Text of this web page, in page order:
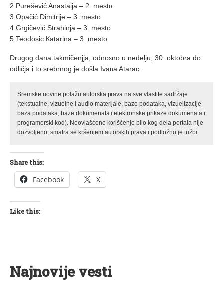
2.Purešević Anastaija – 2. mesto
3.Opačić Dimitrije – 3. mesto
4.Grgičević Strahinja – 3. mesto
5.Teodosic Кatarina – 3. mesto
Drugog dana takmičenjja, odnosno u nedelju, 30. oktobra do
odličja i to srebrnog je došla Ivana Atarac.
Sremske novine polažu autorska prava na sve vlastite sadržaje
(tekstualne, vizuelne i audio materijale, baze podataka, vizuelizacije
baza podataka, baze dokumenata i elektronske prikaze dokumenata i
programerski kod). Neovlašćeno korišćenje bilo kog dela portala nije
dozvoljeno, smatra se kršenjem autorskih prava i podložno je tužbi.
Share this:
Facebook X
Like this:
Najnovije vesti